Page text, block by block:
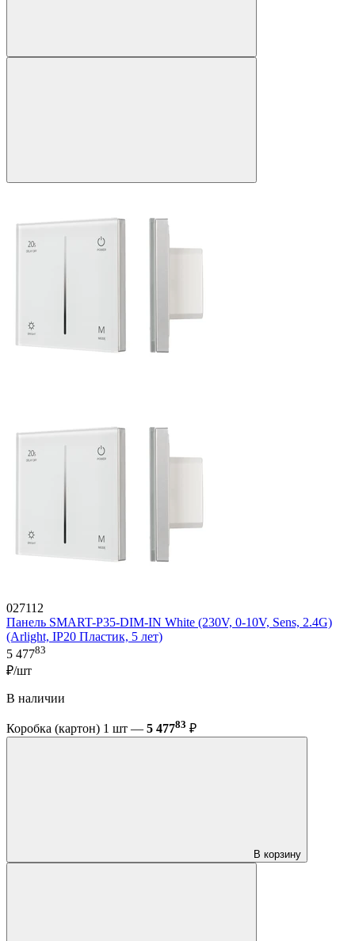
027112
Панель SMART-P35-DIM-IN White (230V, 0-10V, Sens, 2.4G)
(Arlight, IP20 Пластик, 5 лет)
5 47783
₽/шт
В наличии
Коробка (картон) 1 шт — 5 47783 ₽
В корзину